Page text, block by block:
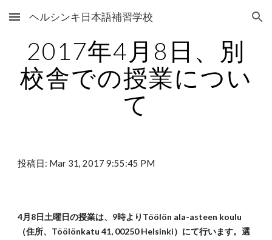
Skip to main content Skip to navigation
ヘルシンキ日本語補習学校
2017年4月8日、別
校舎での授業につい
て
投稿日: Mar 31, 2017 9:55:45 PM
4月8日土曜日の授業は、9時よりTöölön ala-asteen koulu
（住所、Töölönkatu 41, 00250 Helsinki）にて行います。選